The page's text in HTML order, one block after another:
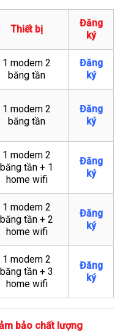
Thiết bị
Đăng
ký
1 modem 2
băng tần
Đăng
ký
1 modem 2
băng tần
Đăng
ký
1 modem 2
băng tần + 1
home wifi
Đăng
ký
1 modem 2
băng tần + 2
home wifi
Đăng
ký
1 modem 2
băng tần + 3
home wifi
Đăng
ký
bảo chất lượng